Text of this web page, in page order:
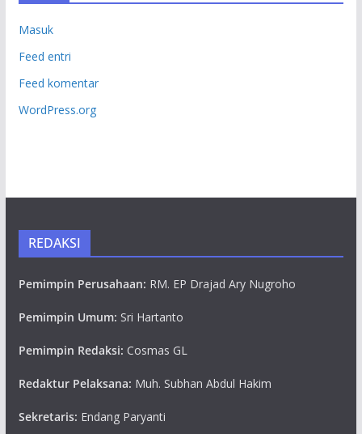
Masuk
Feed entri
Feed komentar
WordPress.org
REDAKSI
Pemimpin Perusahaan: RM. EP Drajad Ary Nugroho
Pemimpin Umum: Sri Hartanto
Pemimpin Redaksi: Cosmas GL
Redaktur Pelaksana: Muh. Subhan Abdul Hakim
Sekretaris: Endang Paryanti